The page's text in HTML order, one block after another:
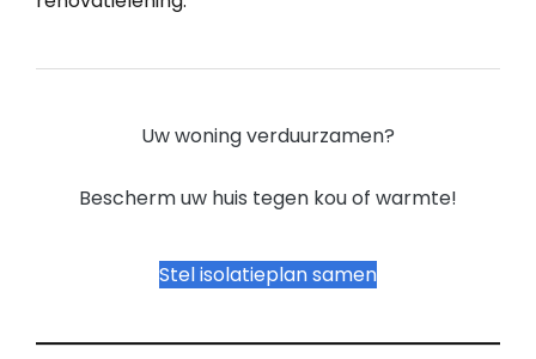
Uw woning verduurzamen?
Bescherm uw huis tegen kou of warmte!
Stel isolatieplan samen